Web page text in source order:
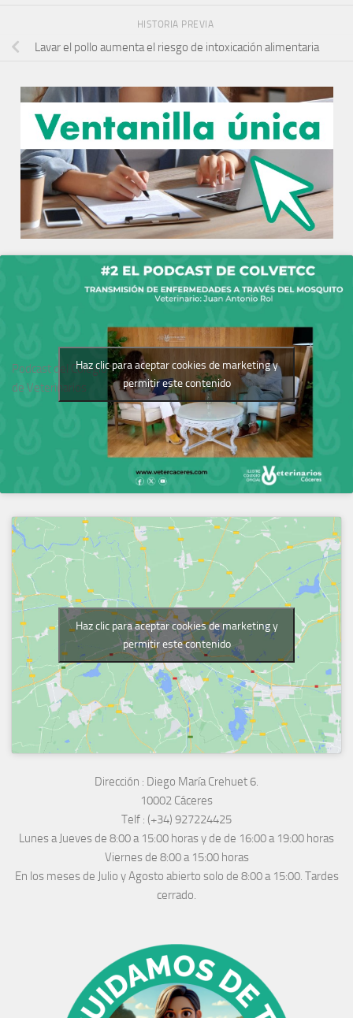
HISTORIA PREVIA
Lavar el pollo aumenta el riesgo de intoxicación alimentaria
Podcast del Colegio
de Veterinarios
Haz clic para aceptar cookies de marketing y
permitir este contenido
Haz clic para aceptar cookies de marketing y
permitir este contenido
Dirección : Diego María Crehuet 6.
10002 Cáceres
Telf : (+34) 927224425
Lunes a Jueves de 8:00 a 15:00 horas y de de 16:00 a 19:00 horas
Viernes de 8:00 a 15:00 horas
En los meses de Julio y Agosto abierto solo de 8:00 a 15:00. Tardes
cerrado.